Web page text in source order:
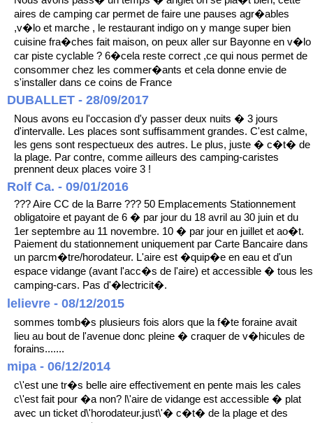
aires de camping car permet de faire une pauses agr�ables
,v�lo et marche , le restaurant indigo on y mange super bien
cuisine fra�ches fait maison, on peux aller sur Bayonne en v�lo
car piste cyclable ? 6�cela reste correct ,ce qui nous permet de
consommer chez les commer�ants et cela donne envie de
s'installer dans ce coins de France
DUBALLET - 28/09/2017
Nous avons eu l'occasion d'y passer deux nuits � 3 jours
d'intervalle. Les places sont suffisamment grandes. C'est calme,
les gens sont respectueux des autres. Le plus, juste � c�t� de
la plage. Par contre, comme ailleurs des camping-caristes
prennent deux places voire 3 !
Rolf Ca. - 09/01/2016
??? Aire CC de la Barre ??? 50 Emplacements Stationnement
obligatoire et payant de 6 � par jour du 18 avril au 30 juin et du
1er septembre au 11 novembre. 10 � par jour en juillet et ao�t.
Paiement du stationnement uniquement par Carte Bancaire dans
un parcm�tre/horodateur. L'aire est �quip�e en eau et d'un
espace vidange (avant l'acc�s de l'aire) et accessible � tous les
camping-cars. Pas d'�lectricit�.
lelievre - 08/12/2015
sommes tomb�s plusieurs fois alors que la f�te foraine avait
lieu au bout de l'avenue donc pleine � craquer de v�hicules de
forains.......
mipa - 06/12/2014
c\'est une tr�s belle aire effectivement en pente mais les cales
c\'est fait pour �a non? l\'aire de vidange est accessible � plat
avec un ticket d\'horodateur.just\'� c�t� de la plage et des